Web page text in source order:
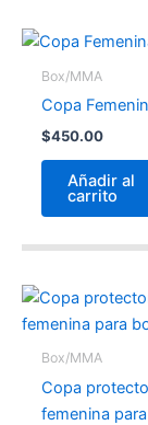
Box/MMA
Copa
$450.00
Añadir al
carrito
Box/MMA
Copa
femenina